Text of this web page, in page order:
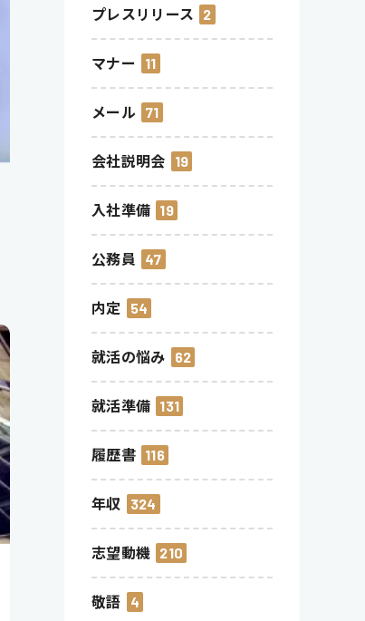
プレスリリース 2
マナー 11
メール 71
会社説明会 19
入社準備 19
公務員 47
内定 54
就活の悩み 62
就活準備 131
履歴書 116
年収 324
志望動機 210
敬語 4